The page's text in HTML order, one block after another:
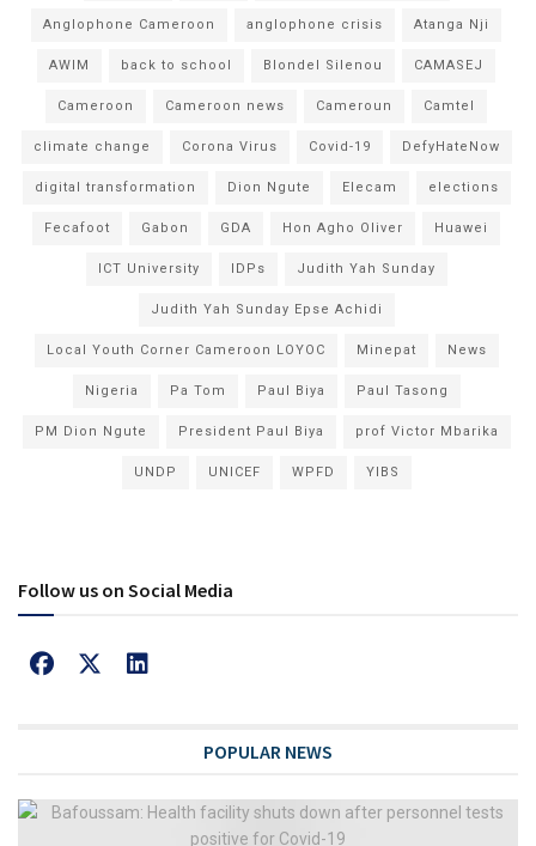
Anglophone Cameroon anglophone crisis Atanga Nji
AWIM back to school Blondel Silenou CAMASEJ
Cameroon Cameroon news Cameroun Camtel
climate change Corona Virus Covid-19 DefyHateNow
digital transformation Dion Ngute Elecam elections
Fecafoot Gabon GDA Hon Agho Oliver Huawei
ICT University IDPs Judith Yah Sunday
Judith Yah Sunday Epse Achidi
Local Youth Corner Cameroon LOYOC Minepat News
Nigeria Pa Tom Paul Biya Paul Tasong
PM Dion Ngute President Paul Biya prof Victor Mbarika
UNDP UNICEF WPFD YIBS
Follow us on Social Media
POPULAR NEWS